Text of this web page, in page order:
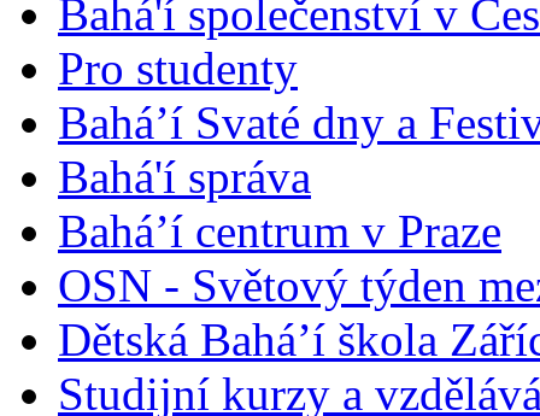
Bahá'í společenství v
Pro studenty
Bahá’í Svaté dny a
Bahá'í správa
Bahá’í centrum v Praze
OSN - Světový týden
Dětská Bahá’í škola
Studijní kurzy a